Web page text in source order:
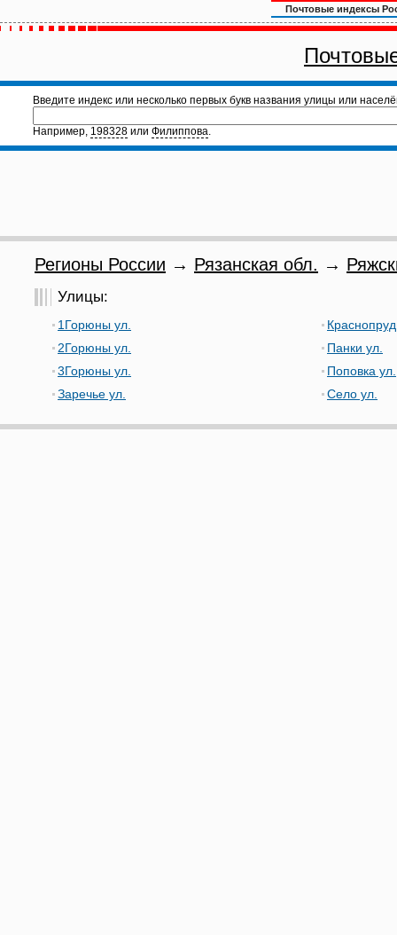
Почтовые индексы
Введите индекс или несколько первых букв названия улицы или
Например, 198328 или Филиппова.
Регионы России → Рязанская обл. →
Улицы:
1Горюны ул.
2Горюны ул.
3Горюны ул.
Заречье ул.
Панки ул.
Поповка ул.
Село ул.